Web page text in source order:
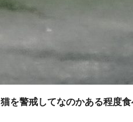
猫を警戒してなのかある程度